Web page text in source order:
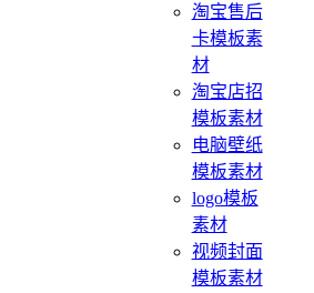
淘宝售后
卡模板素
材
淘宝店招
模板素材
电脑壁纸
模板素材
logo模板
素材
视频封面
模板素材